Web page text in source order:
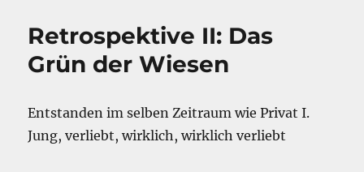
Retrospektive II: Das
Grün der Wiesen
Entstanden im selben Zeitraum wie Privat I.
Jung, verliebt, wirklich, wirklich verliebt